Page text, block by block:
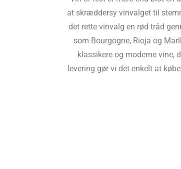
at skræddersy vinvalget til
det rette vinvalg en rød tråd
som Bourgogne, Rioja og
klassikere og moderne vine,
levering gør vi det enkelt at